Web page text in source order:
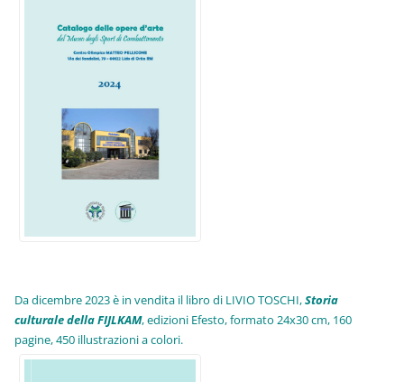
Da dicembre 2023 è in vendita il libro di LIVIO TOSCHI,Storia
culturale della FIJLKAM, edizioni Efesto, formato 24x30 cm, 160
pagine, 450 illustrazioni a colori.